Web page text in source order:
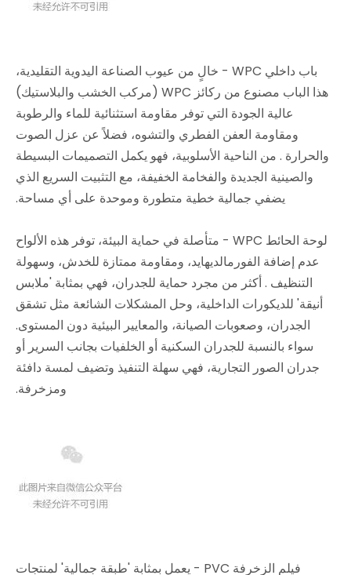
باب داخلي WPC - خالٍ من عيوب الصناعة اليدوية التقليدية،
هذا الباب مصنوع من ركائز WPC (مركب الخشب والبلاستيك)
عالية الجودة التي توفر مقاومة استثنائية للماء والرطوبة
ومقاومة العفن الفطري والتشوه، فضلاً عن عزل الصوت
والحرارة . من الناحية الأسلوبية، فهو يكمل التصميمات البسيطة
والصينية الجديدة والفخامة الخفيفة، مع التثبيت السريع الذي
يضفي جمالية خطية متطورة وموحدة على أي مساحة.
لوحة الحائط WPC - متأصلة في حماية البيئة، توفر هذه الألواح
عدم إضافة الفورمالديهايد، ومقاومة ممتازة للخدش، وسهولة
التنظيف . أكثر من مجرد حماية للجدران، فهي بمثابة 'ملابس
أنيقة' للديكورات الداخلية، وحل المشكلات الشائعة مثل تشقق
الجدران، وصعوبات الصيانة، والمعايير البيئية دون المستوى.
سواء بالنسبة للجدران السكنية أو الخلفيات بجانب السرير أو
جدران الصور التجارية، فهي سهلة التنفيذ وتضيف لمسة دافئة
ومزخرفة.
فيلم الزخرفة PVC - يعمل بمثابة 'طبقة جمالية' لمنتجات